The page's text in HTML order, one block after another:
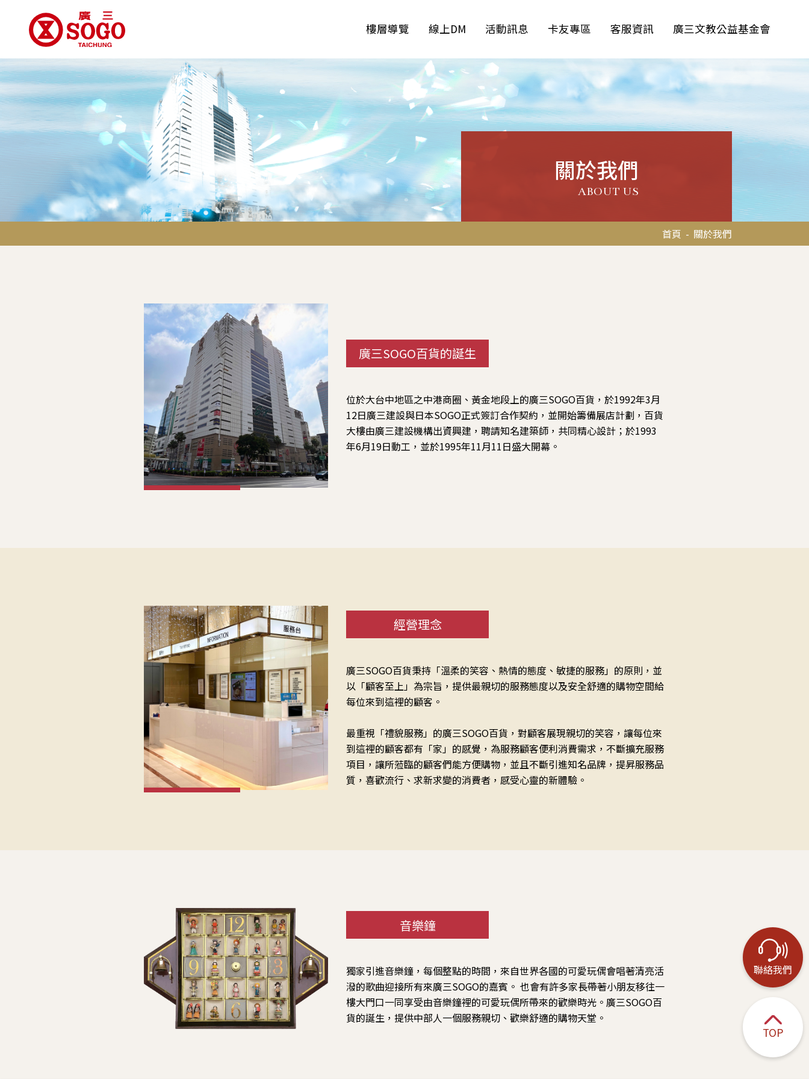
樓層導覽 線上DM 活動訊息 卡友專區 客服資訊 廣三文教公益基金會
關於我們
ABOUT US
首頁 - 關於我們
廣三SOGO百貨的誕生
位於大台中地區之中港商圈、黃金地段上的廣三SOGO百貨，於1992年3月
12日廣三建設與日本SOGO正式簽訂合作契約，並開始籌備展店計劃，百貨
大樓由廣三建設機構出資興建，聘請知名建築師，共同精心設計；於1993
年6月19日動工，並於1995年11月11日盛大開幕。
經營理念
廣三SOGO百貨秉持「溫柔的笑容、熱情的態度、敏捷的服務」的原則，並
以「顧客至上」為宗旨，提供最親切的服務態度以及安全舒適的購物空間給
每位來到這裡的顧客。
最重視「禮貌服務」的廣三SOGO百貨，對顧客展現親切的笑容，讓每位來
到這裡的顧客都有「家」的感覺，為服務顧客便利消費需求，不斷擴充服務
項目，讓所蒞臨的顧客們能方便購物，並且不斷引進知名品牌，提昇服務品
質，喜歡流行、求新求變的消費者，感受心靈的新體驗。
音樂鐘
獨家引進音樂鐘，每個整點的時間，來自世界各國的可愛玩偶會唱著清亮活
潑的歌曲迎接所有來廣三SOGO的嘉賓。 也會有許多家長帶著小朋友移往一
樓大門口一同享受由音樂鐘裡的可愛玩偶所帶來的歡樂時光。廣三SOGO百
貨的誕生，提供中部人一個服務親切、歡樂舒適的購物天堂。
聯絡我們
TOP